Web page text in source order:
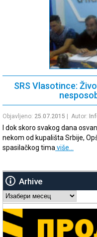
SRS Vlasotince:
Objavljeno: 25.07.2015 | Autor:
I dok skoro svakog dana
nekom od kupališta Srbije,
spasilačkog timaviše…
Arhive
Arhive